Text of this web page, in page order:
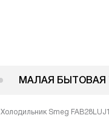
МАЛАЯ БЫТОВАЯ
Холодильник Smeg FAB28LUJ1